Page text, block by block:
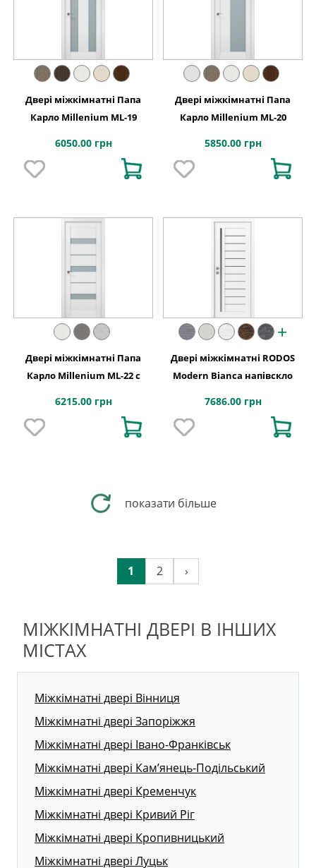
Двері міжкімнатні Папа
Карло Millenium ML-19
6050.00 грн
Двері міжкімнатні Папа
Карло Millenium ML-20
5850.00 грн
Двері міжкімнатні Папа
Карло Millenium ML-22 с
6215.00 грн
+
Двері міжкімнатні RODOS
Modern Bianca напівскло
7686.00 грн
показати більше
1 2 ›
МІЖКІМНАТНІ ДВЕРІ В ІНШИХ
МІСТАХ
Міжкімнатні двері Вінниця
Міжкімнатні двері Запоріжжя
Міжкімнатні двері Івано-Франківськ
Міжкімнатні двері Кам’янець-Подільський
Міжкімнатні двері Кременчук
Міжкімнатні двері Кривий Ріг
Міжкімнатні двері Кропивницький
Міжкімнатні двері Луцьк